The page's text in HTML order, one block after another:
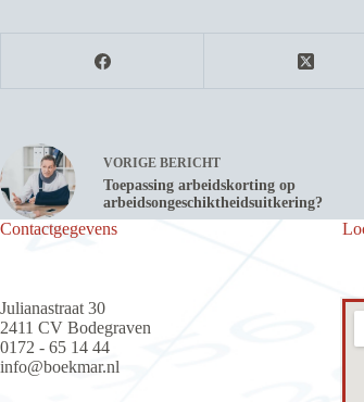
VORIGE BERICHT
Toepassing arbeidskorting op
arbeidsongeschiktheidsuitkering?
Contactgegevens
Julianastraat 30
2411 CV Bodegraven
0172 - 65 14 44
info@boekmar.nl